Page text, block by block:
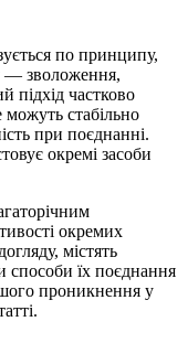
по принципу,
— зволоження,
підхід частково
стабільно
при поєднанні.
окремі засоби
окремих
містять
способи їх поєднання
проникнення у